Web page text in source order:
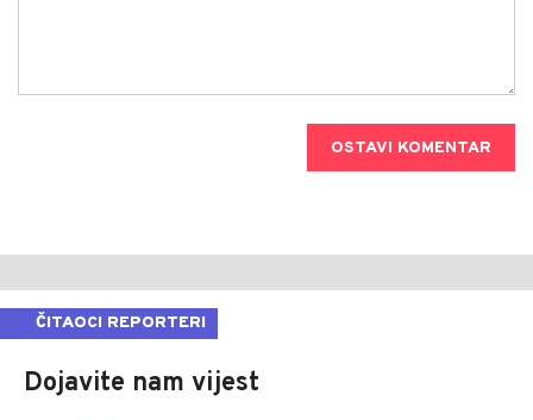
OSTAVI KOMENTAR
ČITAOCI REPORTERI
Dojavite nam vijest